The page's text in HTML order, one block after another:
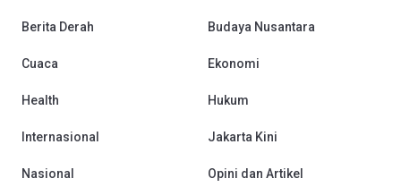
Berita Derah Budaya Nusantara
Cuaca Ekonomi
Health Hukum
Internasional Jakarta Kini
Nasional Opini dan Artikel